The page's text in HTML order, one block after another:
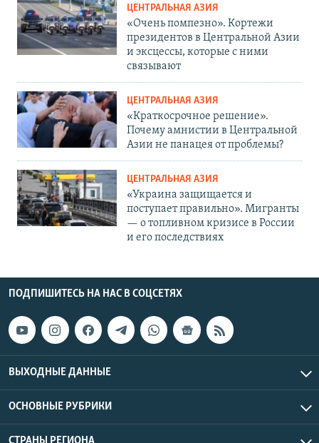
ЦЕНТРАЛЬНАЯ АЗИЯ
«Очень помпезно». Кортежи
президентов в Центральной Азии
и эксцессы, которые с ними
связывают
ЦЕНТРАЛЬНАЯ АЗИЯ
«Краткосрочное решение».
Почему амнистии в Центральной
Азии не панацея от проблемы?
ЦЕНТРАЛЬНАЯ АЗИЯ
«Украина защищается и
поступает правильно». Мигранты
— о топливном кризисе в России
и его последствиях
ПОДПИШИТЕСЬ НА НАС В СОЦСЕТЯХ
ВЫХОДНЫЕ ДАННЫЕ
ОСНОВНЫЕ РУБРИКИ
СТРАНЫ РЕГИОНА